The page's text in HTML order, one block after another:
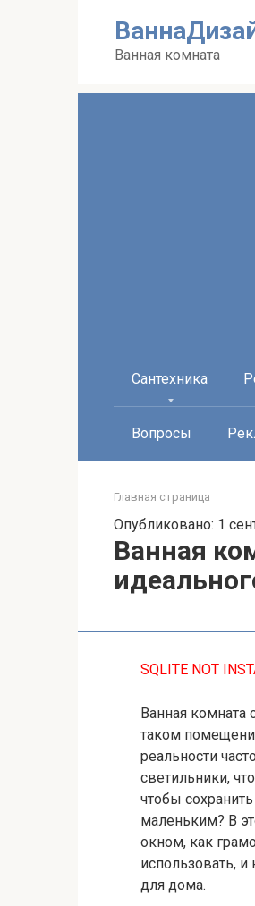
Ванная комната
Сантехника
Вопросы
Главная страница
Опубликовано: 1
Ванная
SQLITE NOT
Ванная комната
таком
реальности
светильники,
чтобы
маленьким? В
окном, как
использовать,
для дома.